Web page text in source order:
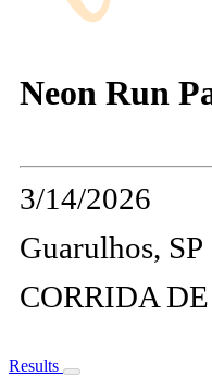
Neon Run
3/14/2026
Guarulhos, SP
CORRIDA
Results